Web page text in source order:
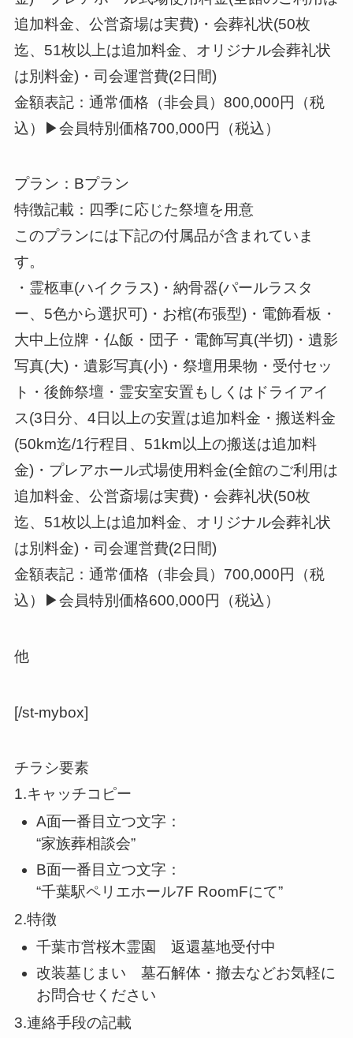
追加料金、公営斎場は実費)・会葬礼状(50枚
迄、51枚以上は追加料金、オリジナル会葬礼状
は別料金)・司会運営費(2日間)
金額表記：通常価格（非会員）800,000円（税
込）▶会員特別価格700,000円（税込）
プラン：Bプラン
特徴記載：四季に応じた祭壇を用意
このプランには下記の付属品が含まれていま
す。
・霊柩車(ハイクラス)・納骨器(パールラスタ
ー、5色から選択可)・お棺(布張型)・電飾看板・
大中上位牌・仏飯・団子・電飾写真(半切)・遺影
写真(大)・遺影写真(小)・祭壇用果物・受付セッ
ト・後飾祭壇・霊安室安置もしくはドライアイ
ス(3日分、4日以上の安置は追加料金・搬送料金
(50km迄/1行程目、51km以上の搬送は追加料
金)・プレアホール式場使用料金(全館のご利用は
追加料金、公営斎場は実費)・会葬礼状(50枚
迄、51枚以上は追加料金、オリジナル会葬礼状
は別料金)・司会運営費(2日間)
金額表記：通常価格（非会員）700,000円（税
込）▶会員特別価格600,000円（税込）
他
[/st-mybox]
チラシ要素
1.キャッチコピー
A面一番目立つ文字：
“家族葬相談会”
B面一番目立つ文字：
“千葉駅ペリエホール7F RoomFにて”
2.特徴
千葉市営桜木霊園 返還墓地受付中
改装墓じまい 墓石解体・撤去などお気軽に
お問合せください
3.連絡手段の記載